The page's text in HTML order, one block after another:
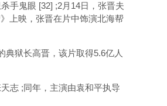
手鬼眼 [32] ;2月14日，张晋夫
上映，张晋在片中饰演北海帮
狱长高晋，该片取得5.6亿人
志 ;同年，主演由袁和平执导